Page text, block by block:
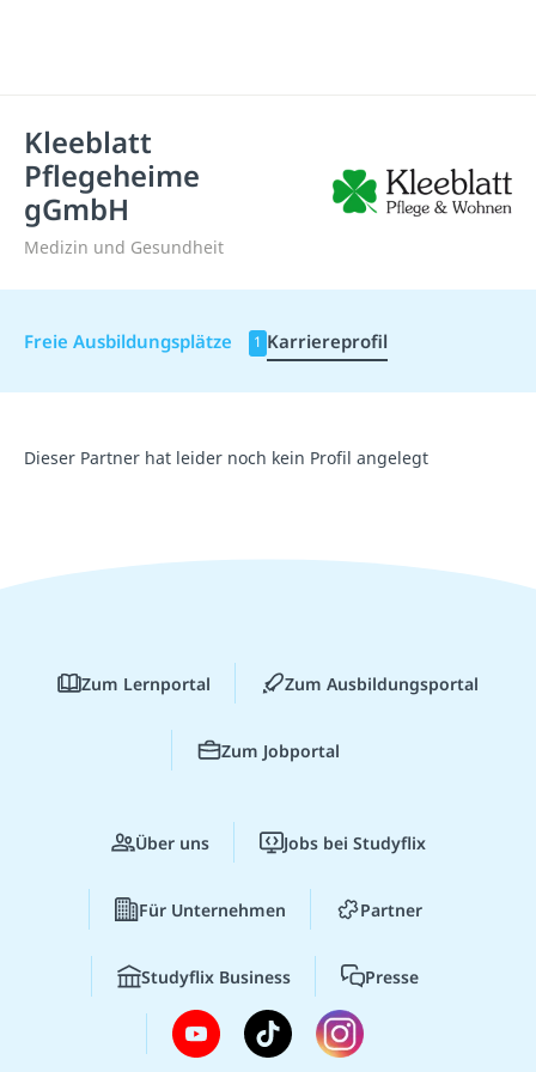
Kleeblatt
Pflegeheime
gGmbH
Medizin und Gesundheit
Freie Ausbildungsplätze 1 Karriereprofil
Dieser Partner hat leider noch kein Profil angelegt
Zum Lernportal Zum Ausbildungsportal
Zum Jobportal
Über uns Jobs bei Studyflix
Für Unternehmen Partner
Studyflix Business Presse